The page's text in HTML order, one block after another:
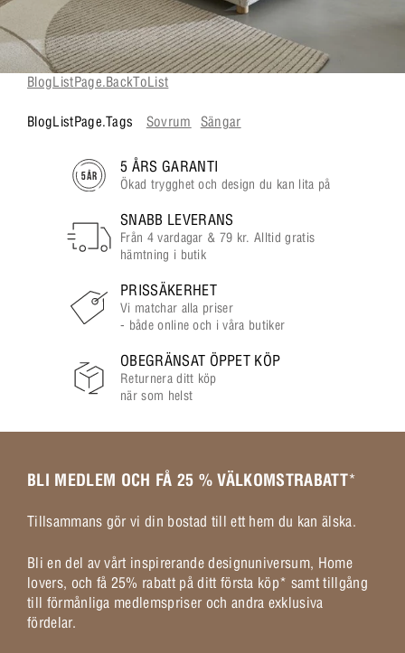
BlogListPage.BackToList
BlogListPage.Tags Sovrum Sängar
5 ÅRS GARANTI
Ökad trygghet och design du kan lita på
SNABB LEVERANS
Från 4 vardagar & 79 kr. Alltid gratis
hämtning i butik
PRISSÄKERHET
Vi matchar alla priser
- både online och i våra butiker
OBEGRÄNSAT ÖPPET KÖP
Returnera ditt köp
när som helst
BLI MEDLEM OCH FÅ 25 % VÄLKOMSTRABATT*
Tillsammans gör vi din bostad till ett hem du kan älska.
Bli en del av vårt inspirerande designuniversum, Home
lovers, och få 25% rabatt på ditt första köp* samt tillgång
till förmånliga medlemspriser och andra exklusiva
fördelar.